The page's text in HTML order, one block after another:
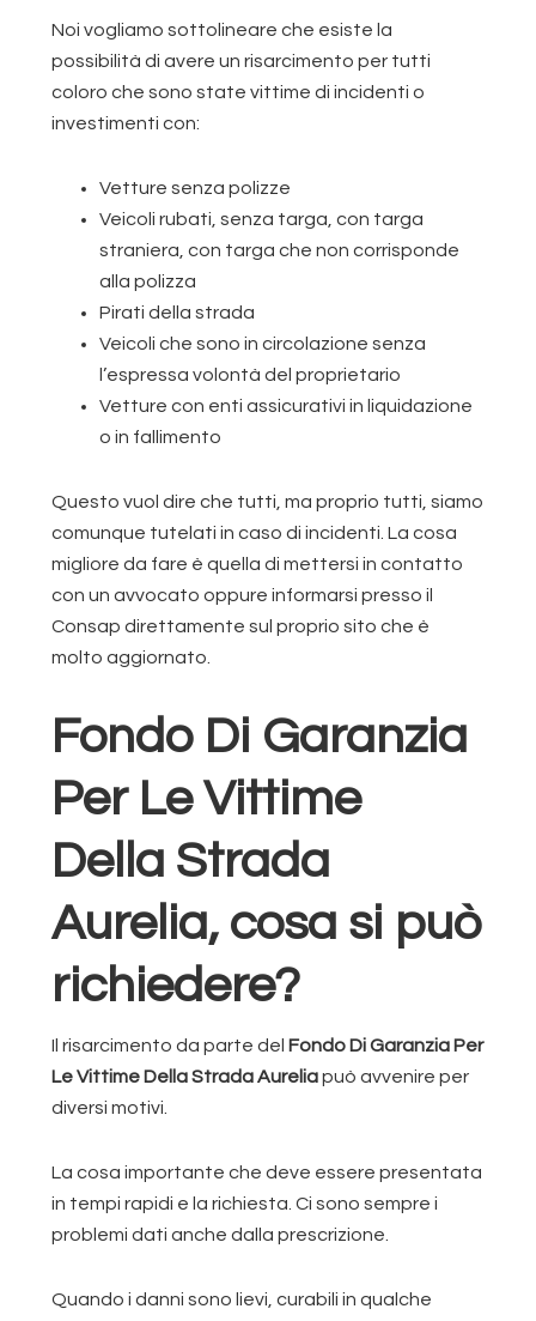
Noi vogliamo sottolineare che esiste la
possibilità di avere un risarcimento per tutti
coloro che sono state vittime di incidenti o
investimenti con:
Vetture senza polizze
Veicoli rubati, senza targa, con targa
straniera, con targa che non corrisponde
alla polizza
Pirati della strada
Veicoli che sono in circolazione senza
l’espressa volontà del proprietario
Vetture con enti assicurativi in liquidazione
o in fallimento
Questo vuol dire che tutti, ma proprio tutti, siamo
comunque tutelati in caso di incidenti. La cosa
migliore da fare è quella di mettersi in contatto
con un avvocato oppure informarsi presso il
Consap direttamente sul proprio sito che è
molto aggiornato.
Fondo Di Garanzia
Per Le Vittime
Della Strada
Aurelia, cosa si può
richiedere?
Il risarcimento da parte del Fondo Di Garanzia Per
Le Vittime Della Strada Aureliapuò avvenire per
diversi motivi.
La cosa importante che deve essere presentata
in tempi rapidi e la richiesta. Ci sono sempre i
problemi dati anche dalla prescrizione.
Quando i danni sono lievi, curabili in qualche